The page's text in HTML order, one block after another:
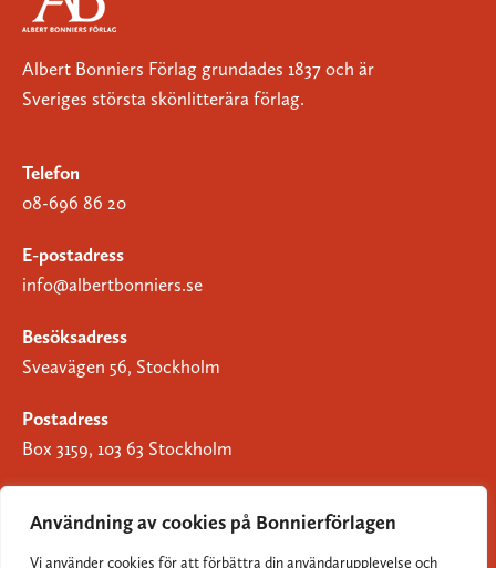
Användning av cookies på Bonnierförlagen
Vi använder cookies för att förbättra din användarupplevelse och
Albert Bonniers Förlag grundades 1837 och är
Sveriges största skönlitterära förlag.
Telefon
08-696 86 20
E-postadress
info@albertbonniers.se
Besöksadress
Sveavägen 56, Stockholm
Postadress
Box 3159, 103 63 Stockholm